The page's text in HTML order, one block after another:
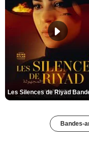
Bandes-